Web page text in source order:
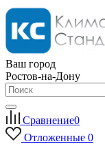
Ваш город
Ростов-на-Дону
Сравнение0
Отложенные 0